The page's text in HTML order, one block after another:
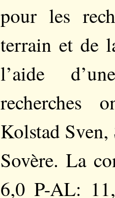
pour les
terrain et de
l’aide
recherches
Kolstad
Sovère. La
6,0 P-AL: